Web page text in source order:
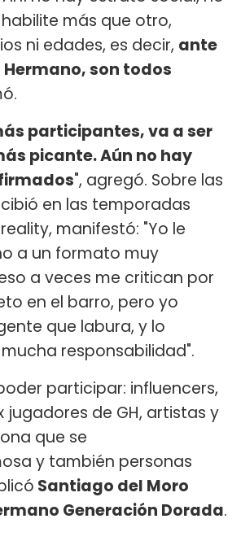
más que otro,
ni edades, es decir, ante
Hermano, son todos
participantes, va a ser
picante. Aún no hay
", agregó. Sobre las
en las temporadas
manifestó: "Yo le
a un formato muy
a veces me critican por
en el barro, pero yo
que labura, y lo
responsabilidad".
participar: influencers,
jugadores de GH, artistas y
que se
y también personas
Santiago del Moro
Generación Dorada.